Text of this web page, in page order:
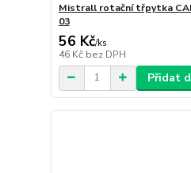
Mistrall rotační třpytka
03
56 Kč/ks
46 Kč bez DPH
Přidat